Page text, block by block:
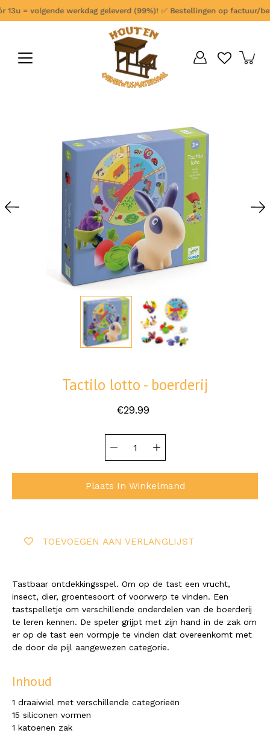
Ga
verder
= volgende werkdag geleverd (99%)!✅Bestellingen op factuur/
Tactilo lotto - boerderij
€29.99
variant
selector
Plaats In Winkelmand
TOEVOEGEN AAN VERLANGLIJST
Tastbaar ontdekkingsspel. Om op de tast een vrucht,
insect, dier, groentesoort of voorwerp te vinden. Een
tastspelletje om verschillende onderdelen van de boerderij
te leren kennen. De speler grijpt met zijn hand in de zak om
er op de tast een vormpje te vinden dat overeenkomt met
de door de pijl aangewezen categorie.
Inhoud
1 draaiwiel met verschillende categorieën
15 siliconen vormen
1 katoenen zak